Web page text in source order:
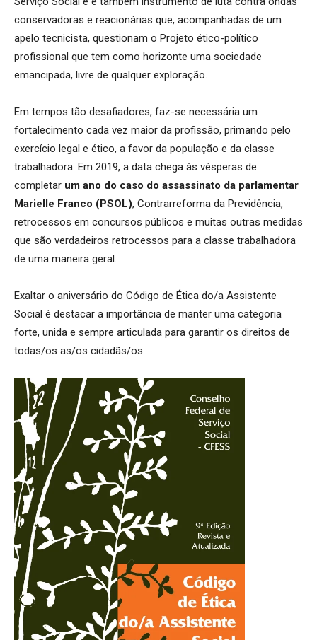
conservadoras e reacionárias que, acompanhadas de um
apelo tecnicista, questionam o Projeto ético-político
profissional que tem como horizonte uma sociedade
emancipada, livre de qualquer exploração.
Em tempos tão desafiadores, faz-se necessária um
fortalecimento cada vez maior da profissão, primando pelo
exercício legal e ético, a favor da população e da classe
trabalhadora. Em 2019, a data chega às vésperas de
completar um ano do caso do assassinato da parlamentar
Marielle Franco (PSOL), Contrarreforma da Previdência,
retrocessos em concursos públicos e muitas outras medidas
que são verdadeiros retrocessos para a classe trabalhadora
de uma maneira geral.
Exaltar o aniversário do Código de Ética do/a Assistente
Social é destacar a importância de manter uma categoria
forte, unida e sempre articulada para garantir os direitos de
todas/os as/os cidadãs/os.